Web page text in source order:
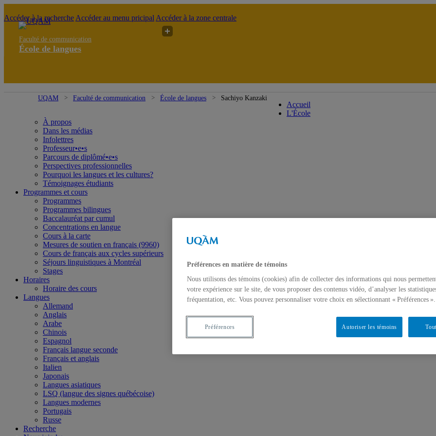
Accéder à la recherche Accéder au menu pricipal Accéder à la zone centrale
Faculté de communication
École de langues
UQAM Faculté de communication École de langues Sachiyo Kanzaki
Accueil
L'École
À propos
Dans les médias
Infolettres
Professeur•e•s
Parcours de diplômé•e•s
Perspectives professionnelles
Pourquoi les langues et les cultures?
Témoignages étudiants
Programmes et cours
Programmes
Programmes bilingues
Baccalauréat par cumul
Concentrations en langue
Cours à la carte
Mesures de soutien en français (9960)
Cours de français aux cycles supérieurs
Séjours linguistiques à Montréal
Stages
Horaires
Horaire des cours
Langues
Allemand
Anglais
Arabe
Chinois
Espagnol
Français langue seconde
Français et anglais
Italien
Japonais
Langues asiatiques
LSQ (langue des signes québécoise)
Langues modernes
Portugais
Russe
Recherche
Préférences en matière de témoins
Nous utilisons des témoins (cookies) afin de collecter des informations qui nous
votre expérience sur le site, de vous proposer des contenus vidéo, d’analyser les
fréquentation, etc. Vous pouvez personnaliser votre choix en sélectionnant « Préférences ».
Autoriser les témoins
Préférences